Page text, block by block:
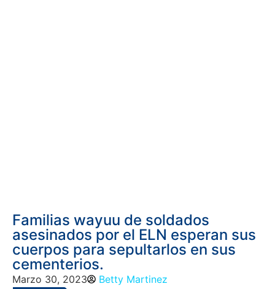
Familias wayuu de soldados
asesinados por el ELN esperan sus
cuerpos para sepultarlos en sus
cementerios.
Marzo 30, 2023
Betty Martinez